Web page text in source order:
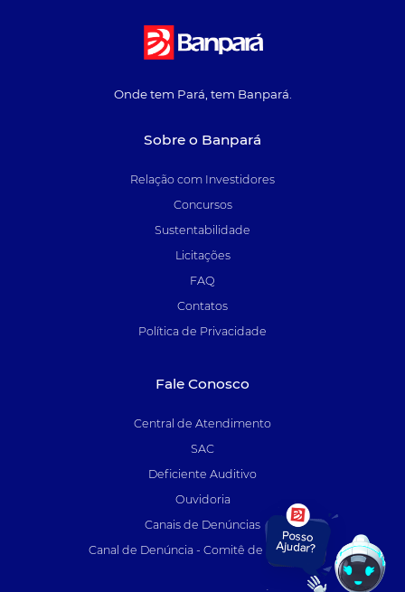
Onde tem Pará, tem Banpará.
Sobre o Banpará
Relação com Investidores
Concursos
Sustentabilidade
Licitações
FAQ
Contatos
Política de Privacidade
Fale Conosco
Central de Atendimento
SAC
Deficiente Auditivo
Ouvidoria
Canais de Denúncias
Canal de Denúncia - Comitê de Auditoria